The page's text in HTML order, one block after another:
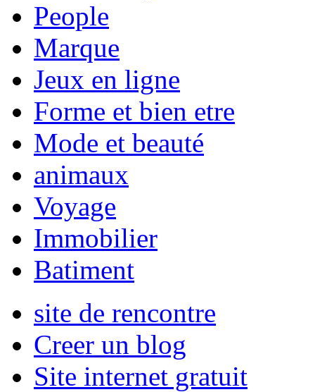
People
Marque
Jeux en ligne
Forme et bien etre
Mode et beauté
animaux
Voyage
Immobilier
Batiment
site de rencontre
Creer un blog
Site internet gratuit